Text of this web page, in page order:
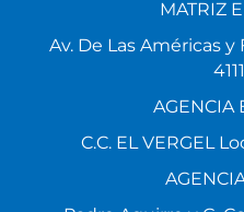
MATRIZ
Av. De Las Américas y
AGENCIA
C.C. EL VERGEL